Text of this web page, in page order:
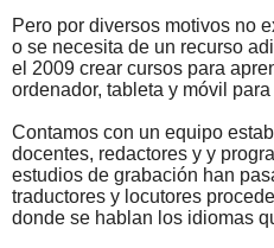
Pero por diversos motivos no
o se necesita de un recurso
el 2009 crear cursos para
ordenador, tableta y móvil
Contamos con un equipo
docentes, redactores y y
estudios de grabación han
traductores y locutores
donde se hablan los idiomas